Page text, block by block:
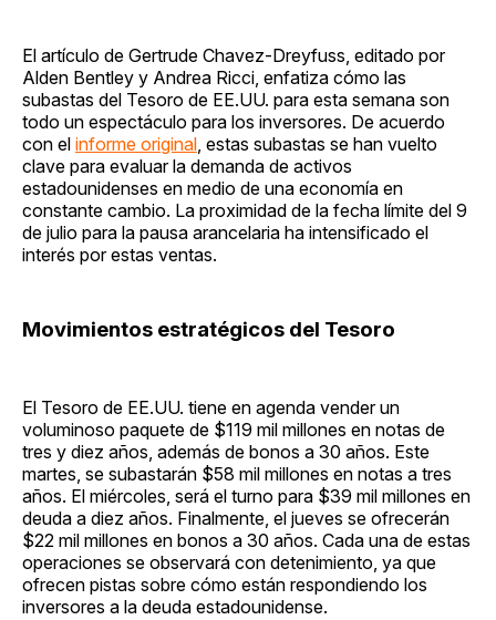
El artículo de Gertrude Chavez-Dreyfuss, editado por
Alden Bentley y Andrea Ricci, enfatiza cómo las
subastas del Tesoro de EE.UU. para esta semana son
todo un espectáculo para los inversores. De acuerdo
con el informe original , estas subastas se han vuelto
clave para evaluar la demanda de activos
estadounidenses en medio de una economía en
constante cambio. La proximidad de la fecha límite del 9
de julio para la pausa arancelaria ha intensificado el
interés por estas ventas.
Movimientos estratégicos del Tesoro
El Tesoro de EE.UU. tiene en agenda vender un
voluminoso paquete de $119 mil millones en notas de
tres y diez años, además de bonos a 30 años. Este
martes, se subastarán $58 mil millones en notas a tres
años. El miércoles, será el turno para $39 mil millones en
deuda a diez años. Finalmente, el jueves se ofrecerán
$22 mil millones en bonos a 30 años. Cada una de estas
operaciones se observará con detenimiento, ya que
ofrecen pistas sobre cómo están respondiendo los
inversores a la deuda estadounidense.